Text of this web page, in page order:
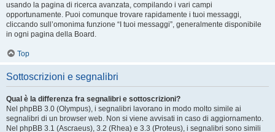
usando la pagina di ricerca avanzata, compilando i vari campi
opportunamente. Puoi comunque trovare rapidamente i tuoi messaggi,
cliccando sull’omonima funzione “I tuoi messaggi”, generalmente disponibile
in ogni pagina della Board.
Top
Sottoscrizioni e segnalibri
Qual è la differenza fra segnalibri e sottoscrizioni?
Nel phpBB 3.0 (Olympus), i segnalibri lavorano in modo molto simile ai
segnalibri di un browser web. Non si viene avvisati in caso di aggiornamento.
Nel phpBB 3.1 (Ascraeus), 3.2 (Rhea) e 3.3 (Proteus), i segnalibri sono simili